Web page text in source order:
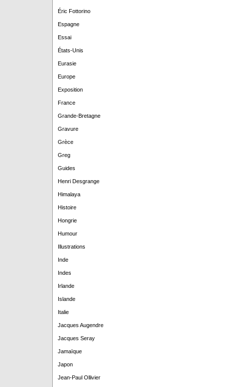
Éric Fottorino
Espagne
Essai
États-Unis
Eurasie
Europe
Exposition
France
Grande-Bretagne
Gravure
Grèce
Greg
Guides
Henri Desgrange
Himalaya
Histoire
Hongrie
Humour
Illustrations
Inde
Indes
Irlande
Islande
Italie
Jacques Augendre
Jacques Seray
Jamaïque
Japon
Jean-Paul Ollivier